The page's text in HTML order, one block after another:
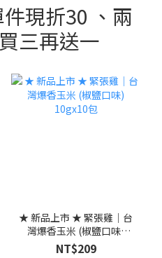
現折30 、兩
三再送一
★ 新品上市 ★ 緊張雞｜台
灣爆香玉米 (椒鹽口味)
10gx10包
NT$209